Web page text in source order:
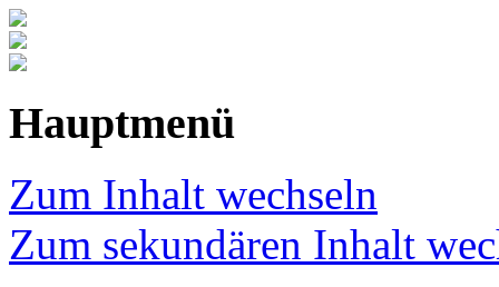
Hauptmenü
Zum Inhalt wechseln
Zum sekundären Inhalt